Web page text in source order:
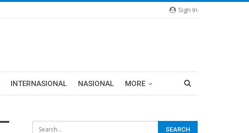
Sign In
INTERNASIONAL NASIONAL MORE